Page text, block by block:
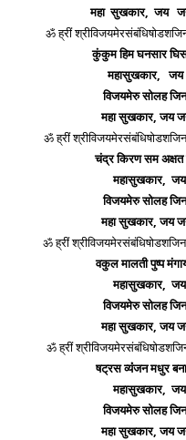
महा सुखकार, जय
ॐ ह्रीं
कुंकुम हिम घनसार
महासुखकार,
विजयमेरु सोलह
महा सुखकार, जय
ॐ ह्रीं
चंद्र किरण सम अक्षत
महासुखकार,
विजयमेरु सोलह
महा सुखकार, जय
ॐ ह्रीं
वकुल मालती पुष्प
महासुखकार,
विजयमेरु सोलह
महा सुखकार, जय
ॐ ह्रीं
षट्रस व्यंंजन मधुर
महासुखकार,
विजयमेरु सोलह
महा सुखकार, जय